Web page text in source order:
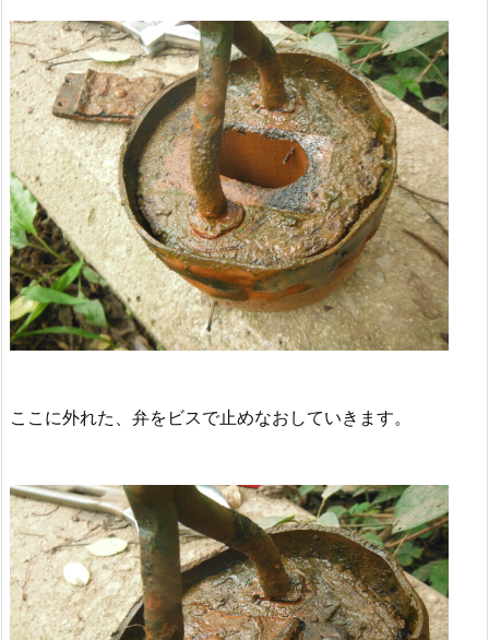
ここに外れた、弁をビスで止めなおしていきます。